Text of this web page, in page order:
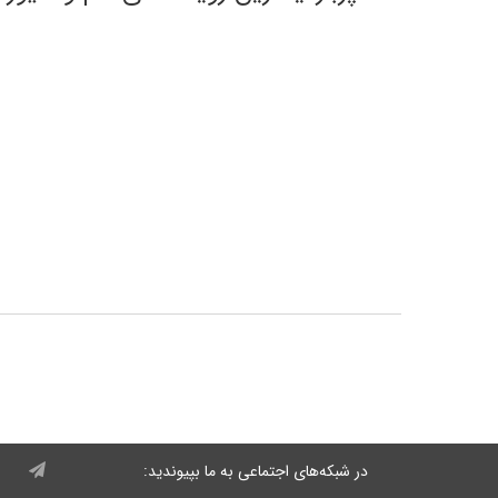
در شبکه‌های اجتماعی به ما بپیوندید: